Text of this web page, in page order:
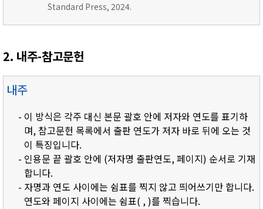
Standard Press, 2024.
2. 내주-참고문헌
내주
- 이 방식은 각주 대신 본문 괄호 안에 저자와 연도를 표기하
며, 참고문헌 목록에서 출판 연도가 저자 바로 뒤에 오는 것
이 특징입니다.
- 인용문 끝 괄호 안에 (저자명 출판연도, 페이지) 순서로 기재
합니다.
- 자명과 연도 사이에는 쉼표를 찍지 않고 띄어쓰기만 합니다.
연도와 페이지 사이에는 쉼표( , )를 찍습니다.